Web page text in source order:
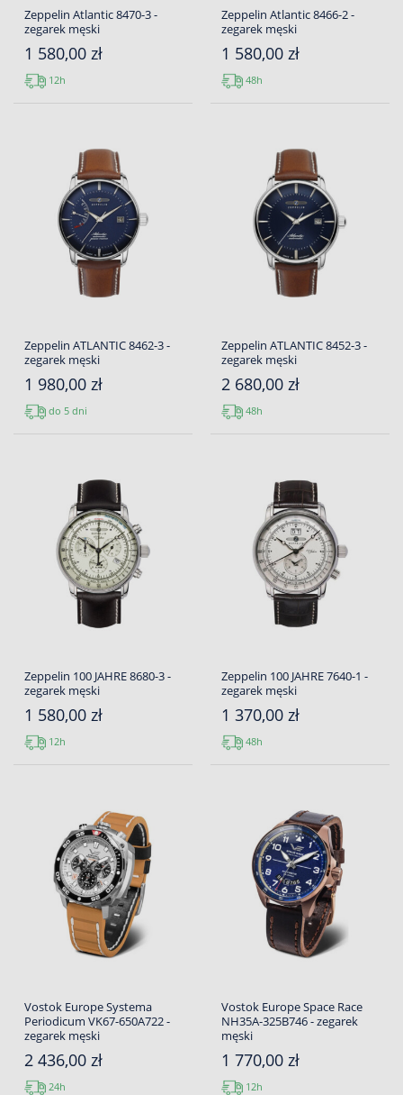
Zeppelin Atlantic 8470-3 -
zegarek męski
1 580,00 zł
12h
Zeppelin Atlantic 8466-2 -
zegarek męski
1 580,00 zł
48h
Zeppelin ATLANTIC 8462-3 -
zegarek męski
1 980,00 zł
do 5 dni
Zeppelin ATLANTIC 8452-3 -
zegarek męski
2 680,00 zł
48h
Zeppelin 100 JAHRE 8680-3 -
zegarek męski
1 580,00 zł
12h
Zeppelin 100 JAHRE 7640-1 -
zegarek męski
1 370,00 zł
48h
Vostok Europe Systema
Periodicum VK67-650A722 -
zegarek męski
2 436,00 zł
24h
Vostok Europe Space Race
NH35A-325B746 - zegarek
męski
1 770,00 zł
12h